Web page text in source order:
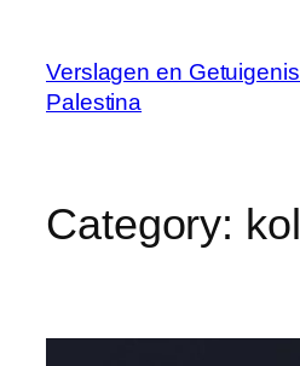
content
Verslagen en
Palestina
Category: